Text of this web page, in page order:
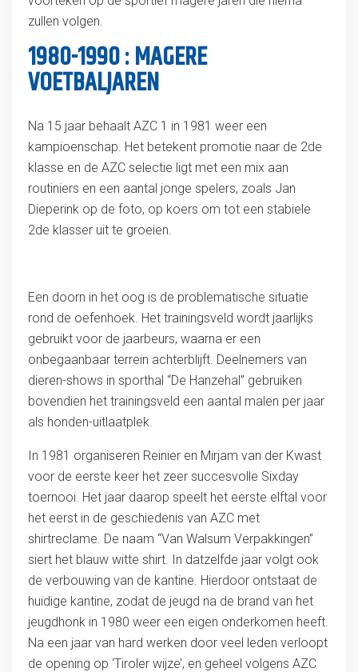
zullen volgen.
1980-1990 : MAGERE
VOETBALJAREN
Na 15 jaar behaalt AZC 1 in 1981 weer een
kampioenschap. Het betekent promotie naar de 2de
klasse en de AZC selectie ligt met een mix aan
routiniers en een aantal jonge spelers, zoals Jan
Dieperink op de foto, op koers om tot een stabiele
2de klasser uit te groeien.
Een doorn in het oog is de problematische situatie
rond de oefenhoek. Het trainingsveld wordt jaarlijks
gebruikt voor de jaarbeurs, waarna er een
onbegaanbaar terrein achterblijft. Deelnemers van
dieren-shows in sporthal “De Hanzehal” gebruiken
bovendien het trainingsveld een aantal malen per jaar
als honden-uitlaatplek.
In 1981 organiseren Reinier en Mirjam van der Kwast
voor de eerste keer het zeer succesvolle Sixday
toernooi. Het jaar daarop speelt het eerste elftal voor
het eerst in de geschiedenis van AZC met
shirtreclame. De naam “Van Walsum Verpakkingen”
siert het blauw witte shirt. In datzelfde jaar volgt ook
de verbouwing van de kantine. Hierdoor ontstaat de
huidige kantine, zodat de jeugd na de brand van het
jeugdhonk in 1980 weer een eigen onderkomen heeft.
Na een jaar van hard werken door veel leden verloopt
de opening op ‘Tiroler wijze’, en geheel volgens AZC